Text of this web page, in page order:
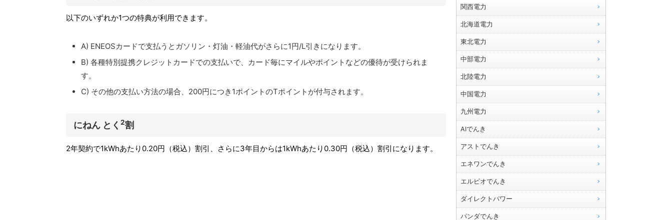
以下のいずれか1つの特典が利用できます。
A) ENEOSカードで支払うとガソリン・灯油・軽油代がさらに1円/L引きになります。
B) 各種特別提携クレジットカードでの支払いで、カード毎にマイルやポイントなどの優待が受けられま
す。
C) その他の支払い方法の場合、200円につき1ポイントのTポイントが付与されます。
にねん とく 2割
2年契約で1kWhあたり0.20円（税込）割引、さらに3年目からは1kWhあたり0.30円（税込）割引になります。
関西電力
北海道電力
東北電力
中部電力
北陸電力
中国電力
九州電力
AIでんき
アストでんき
エネワンでんき
エルピオでんき
ダイレクトパワー
パンダでんき